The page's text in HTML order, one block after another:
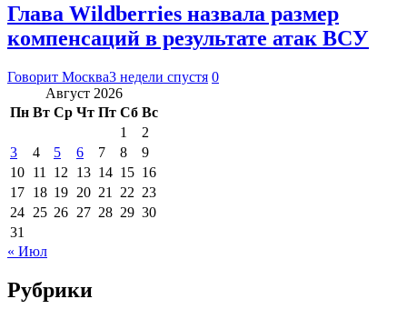
Глава Wildberries назвала размер
компенсаций в результате атак ВСУ
Говорит Москва3 недели спустя 0
Август 2026
Пн Вт Ср Чт Пт Сб Вс
1
2
3
4 5 6 7 8
9
10 11 12 13 14 15 16
17 18 19 20 21 22 23
24 25 26 27 28 29 30
31
« Июл
Рубрики